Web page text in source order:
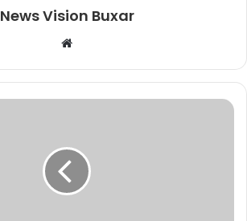
News Vision Buxar
b
s